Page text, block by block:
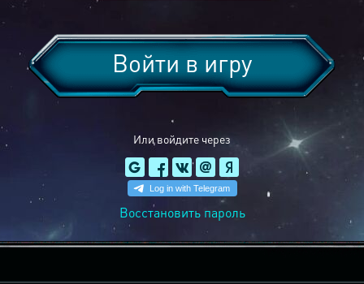
Или войдите через
Войти в игру
Восстановить пароль